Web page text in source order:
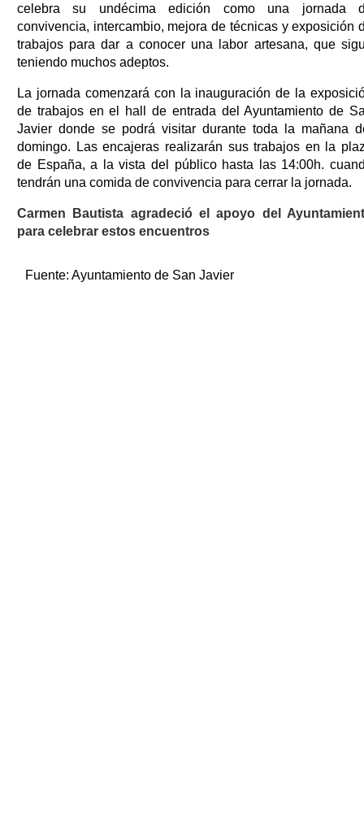
celebra su undécima edición como una jornada
convivencia, intercambio, mejora de técnicas y exposición
trabajos para dar a conocer una labor artesana, que
teniendo muchos adeptos.
La jornada comenzará con la inauguración de la
de trabajos en el hall de entrada del Ayuntamiento de
Javier donde se podrá visitar durante toda la mañana
domingo. Las encajeras realizarán sus trabajos en la
de España, a la vista del público hasta las 14:00h.
tendrán una comida de convivencia para cerrar la jornada.
Carmen Bautista agradeció el apoyo del
para celebrar estos encuentros
Fuente: Ayuntamiento de San Javier